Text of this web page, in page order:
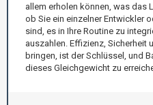
allem erholen können, was das
ob Sie ein einzelner Entwickler
sind, es in Ihre Routine zu
auszahlen. Effizienz, Sicherheit
bringen, ist der Schlüssel, und
dieses Gleichgewicht zu